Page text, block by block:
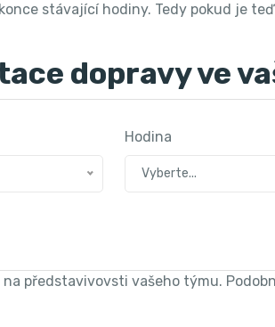
stávající hodiny. Tedy pokud je
dopravy ve
Hodina
Vyberte...
představivovsti vašeho týmu.